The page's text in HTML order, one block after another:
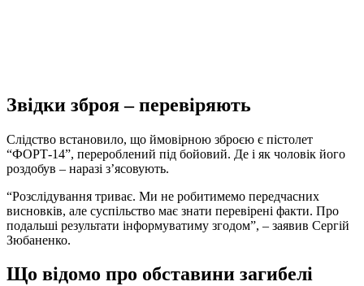
Звідки зброя – перевіряють
Слідство встановило, що ймовірною зброєю є пістолет
“ФОРТ-14”, перероблений під бойовий. Де і як чоловік його
роздобув – наразі з’ясовують.
“Розслідування триває. Ми не робитимемо передчасних
висновків, але суспільство має знати перевірені факти. Про
подальші результати інформуватиму згодом”, – заявив Сергій
Зюбаненко.
Що відомо про обставини загибелі